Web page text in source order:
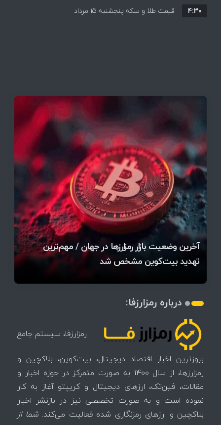
قیمت طلا و سکه پنجشنبه 15 مرداد
۴:۳۰
چرا سرعت تراکنش‌ها در اقتصاد دیجیتال اهمیت دارد؟
آخرین وضعیت بازار رمزارزها در جهان / مهم‌ترین
تهدید بیت‌کوین مشخص شد
اتفاق تاریخی در بازار رمزارزها / بیت‌کوین سبز شد
قیمت تتر، بیت‌کوین و اتریوم امروز دوشنبه ۵ مرداد
۱۴۰۵ | بیت‌کوین این مرز را از دست بدهد، همه‌چیز
تغییر می‌کند
رقابت پنهان دولت‌ها بر سر بیت‌کوین/ ۱۰ کشور برتر
کدامند؟
اتفاق مهم در بازار رمزارزها / بیت‌کوین وارد فاز تازه شد
تازه‌ترین رسوایی ارز دیجیتال؛ شکایت میلیاردی روی
میز / ۶۲۲ بیت‌کوین کجا رفت؟
بحران بدهی شرکت‌ها و خطر فروش اجباری میلیاردها
دلار بیت‌کوین
درباره رمزارزفا:
رمزارزفا، سیستم جامع
بروزترین اخبار اقتصاد دیجیتال، بیت‌کوین، بلاکچین و
رمزارزها، از سال 1400 به صورت متمرکز در حوزه اخبار و
مقالات، فین‌تک، ارزهای‌ دیجیتال و کریپتو آغاز به کار
نموده است و به صورت تخصصی نیز در بازنشر اخبار
بلاکچین و ارزهای رمزنگاری شده فعالیت می‌کند.شما از